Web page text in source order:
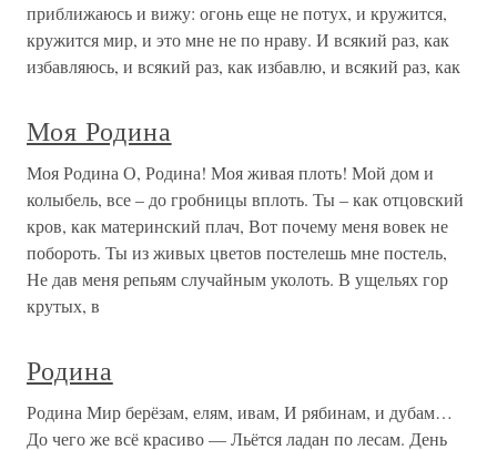
приближаюсь и вижу: огонь еще не потух, и кружится,
кружится мир, и это мне не по нраву. И всякий раз, как
избавляюсь, и всякий раз, как избавлю, и всякий раз, как
Моя Родина
Моя Родина О, Родина! Моя живая плоть! Мой дом и
колыбель, все – до гробницы вплоть. Ты – как отцовский
кров, как материнский плач, Вот почему меня вовек не
побороть. Ты из живых цветов постелешь мне постель,
Не дав меня репьям случайным уколоть. В ущельях гор
крутых, в
Родина
Родина Мир берёзам, елям, ивам, И рябинам, и дубам…
До чего же всё красиво — Льётся ладан по лесам. День